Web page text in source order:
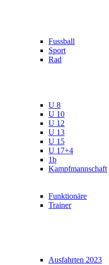
Fussball
Sport
Rad
U 8
U 10
U 12
U 13
U 15
U 17+4
1b
Kampfmannschaft
Funktionäre
Trainer
Ausfahrten 2023